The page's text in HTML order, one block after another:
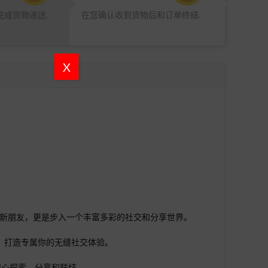
X
货物递送. 在您确认收到货物后和订单终结.
朋友，更是步入一个丰富多彩的社交和分享世界。
造专属你的无缝社交体验。